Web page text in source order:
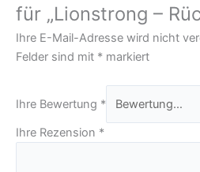
für „Lionstrong –
Ihre E-Mail-Adresse wird nicht
Felder sind mit * markiert
Ihre Bewertung *
Ihre Rezension *